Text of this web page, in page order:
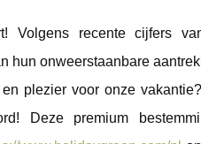
Volgens recente cijfers
hun onweerstaanbare
plezier voor onze
Deze premium